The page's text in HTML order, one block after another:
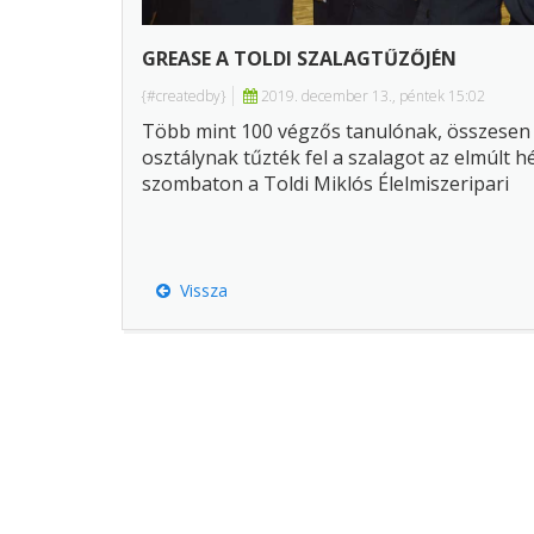
GREASE A TOLDI SZALAGTŰZŐJÉN
{#createdby} 2019. december 13., péntek 15:02
Több mint 100 végzős tanulónak, összesen
osztálynak tűzték fel a szalagot az elmúlt
szombaton a Toldi Miklós Élelmiszeripari
Vissza